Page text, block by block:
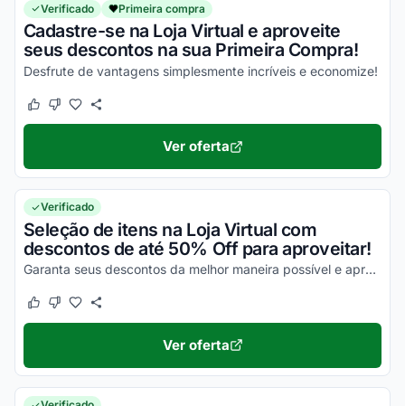
Verificado Primeira compra
Cadastre-se na Loja Virtual e aproveite
seus descontos na sua Primeira Compra!
Desfrute de vantagens simplesmente incríveis e economize!
Este cupom funcionou
Este cupom não funcionou
Ver oferta
Verificado
Seleção de itens na Loja Virtual com
descontos de até 50% Off para aproveitar!
Garanta seus descontos da melhor maneira possível e aproveite com benefícios simplesmente incríveis!
Este cupom funcionou
Este cupom não funcionou
Ver oferta